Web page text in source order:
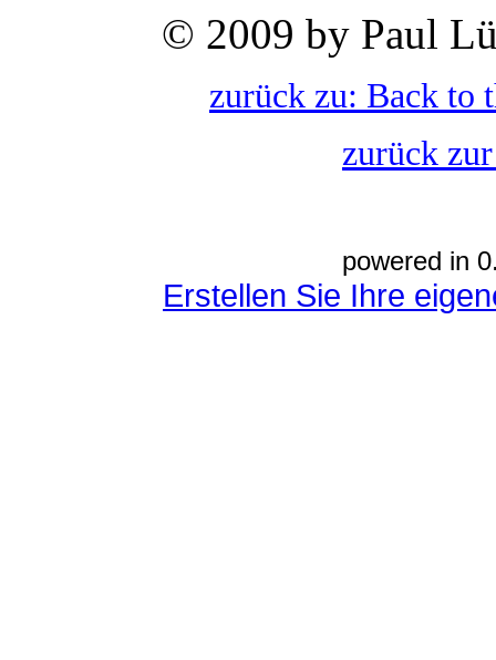
© 2009 by Paul
zurück zu: Back to
zurück
powered in
Erstellen Sie Ihre